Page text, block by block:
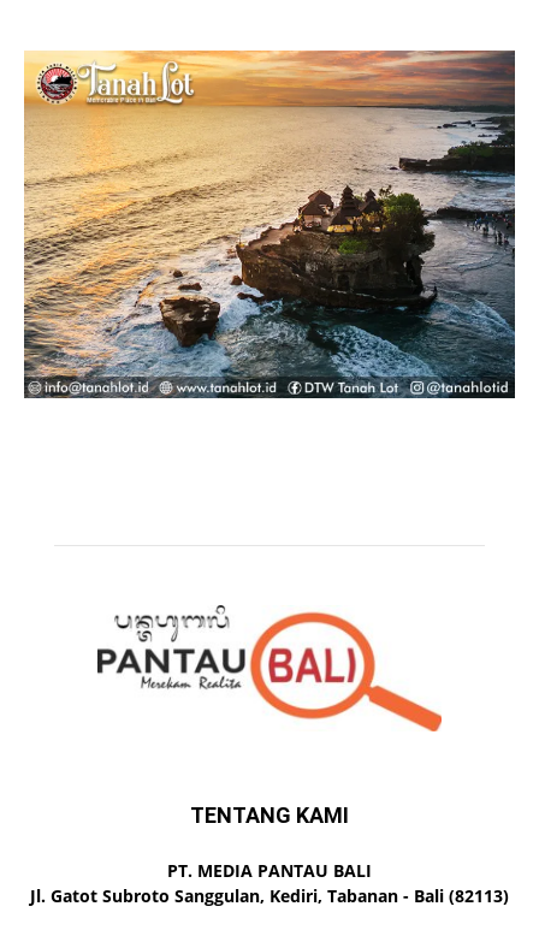
TENTANG KAMI
PT. MEDIA PANTAU BALI
Jl. Gatot Subroto Sanggulan, Kediri, Tabanan - Bali (82113)